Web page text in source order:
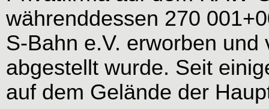
währenddessen 270
S-Bahn e.V. erworben
abgestellt wurde. Seit
auf dem Gelände der